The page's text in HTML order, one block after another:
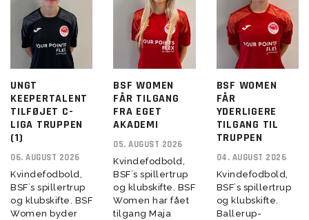
UNGT
KEEPERTALENT
TILFØJET C-
LIGA TRUPPEN
(1)
06. AUGUST 2026
Kvindefodbold,
BSF´s spillertrup
og klubskifte. BSF
Women byder
BSF WOMEN
FÅR TILGANG
FRA EGET
AKADEMI
05. AUGUST 2026
Kvindefodbold,
BSF´s spillertrup
og klubskifte. BSF
Women har fået
tilgang Maja
BSF WOMEN
FÅR
YDERLIGERE
TILGANG TIL
TRUPPEN
04. AUGUST 2026
Kvindefodbold,
BSF´s spillertrup
og klubskifte.
Ballerup-